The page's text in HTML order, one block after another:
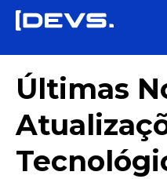
Últimas